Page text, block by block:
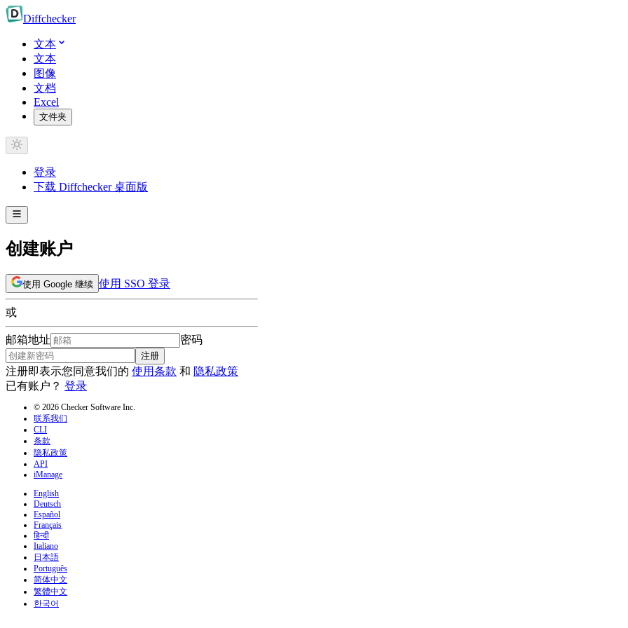
Diffchecker
文本
文本
图像
文档
Excel
文件夹
登录
下载 Diffchecker 桌面版
创建账户
使用 Google 继续 使用 SSO 登录
或
邮箱地址 密码
注册
注册即表示您同意我们的 使用条款 和 隐私政策
已有账户？ 登录
© 2026 Checker Software Inc.
联系我们
CLI
条款
隐私政策
API
iManage
English
Deutsch
Español
Français
हिन्दी
Italiano
日本語
Português
简体中文
繁體中文
한국어